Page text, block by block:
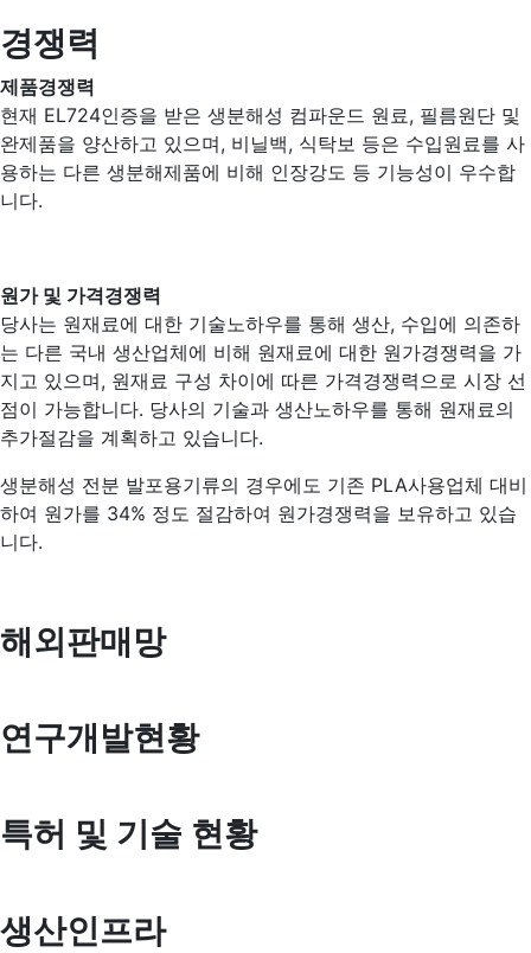
경쟁력
제품경쟁력
현재 EL724인증을 받은 생분해성 컴파운드 원료, 필름원단 및
완제품을 양산하고 있으며, 비닐백, 식탁보 등은 수입원료를 사
용하는 다른 생분해제품에 비해 인장강도 등 기능성이 우수합
니다.
원가 및 가격경쟁력
당사는 원재료에 대한 기술노하우를 통해 생산, 수입에 의존하
는 다른 국내 생산업체에 비해 원재료에 대한 원가경쟁력을 가
지고 있으며, 원재료 구성 차이에 따른 가격경쟁력으로 시장 선
점이 가능합니다. 당사의 기술과 생산노하우를 통해 원재료의
추가절감을 계획하고 있습니다.
생분해성 전분 발포용기류의 경우에도 기존 PLA사용업체 대비
하여 원가를 34% 정도 절감하여 원가경쟁력을 보유하고 있습
니다.
해외판매망
연구개발현황
특허 및 기술 현황
생산인프라